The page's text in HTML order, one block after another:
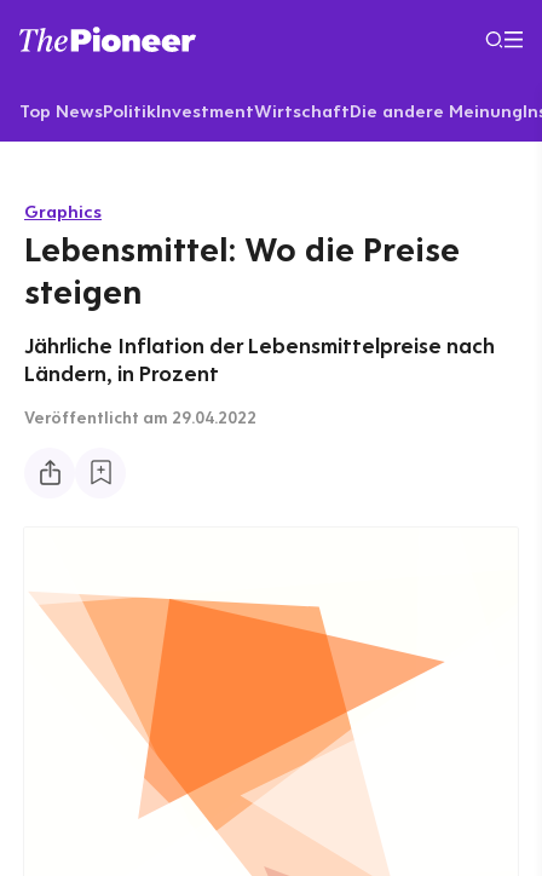
Top NewsPolitikInvestmentWirtschaftDie andere Meinung
Graphics
Lebensmittel: Wo die Preise
steigen
Jährliche Inflation der Lebensmittelpreise nach
Ländern, in Prozent
Veröffentlicht am 29.04.2022